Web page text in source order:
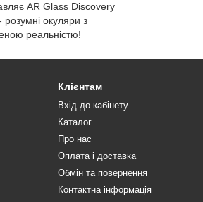
AR Glass Discovery
розумні окуляри з
реальністю!
Клієнтам
Вхід до кабінету
Каталог
Про нас
Оплата і доставка
Обмін та повернення
Контактна інформація